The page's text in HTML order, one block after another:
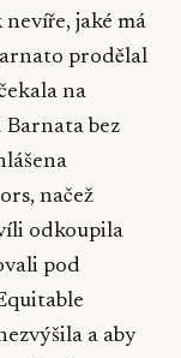
jaké má
prodělal
na
Barnata bez
načež
odkoupila
pod
a aby